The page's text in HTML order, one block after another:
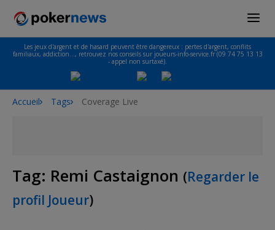
Les jeux d'argent et de hasard peuvent être dangereux : pertes d'argent, conflits
familiaux, addiction…, retrouvez nos conseils sur joueurs-info-service.fr (09 74 75 13 13
- appel non surtaxé).
Accueil Tags Coverage Live
Tag: Remi Castaignon (Regarder le
profil Joueur)